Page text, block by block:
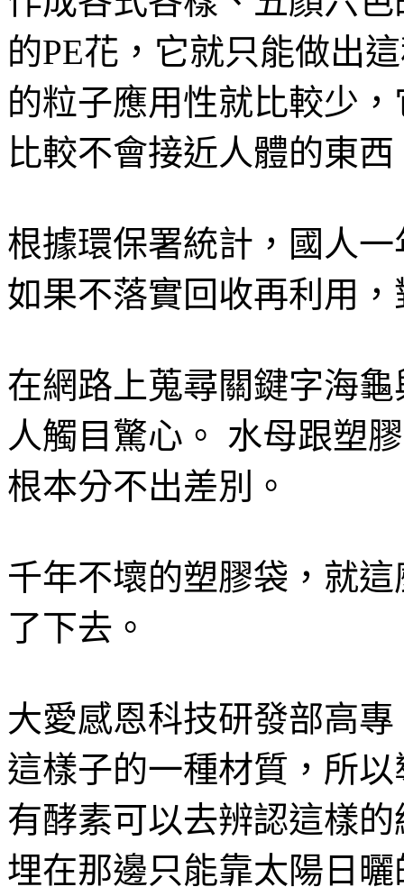
的PE花，它就只能做出
的粒子應用性就比較少
比較不會接近人體的東
根據環保署統計，國人
如果不落實回收再利用
在網路上蒐尋關鍵字海
人觸目驚心。 水母跟塑
根本分不出差別。
千年不壞的塑膠袋，就
了下去。
大愛感恩科技研發部高
這樣子的一種材質，所
有酵素可以去辨認這樣
埋在那邊只能靠太陽日